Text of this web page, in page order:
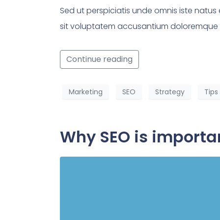
Sed ut perspiciatis unde omnis iste natus
sit voluptatem accusantium doloremque
Continue reading
Marketing SEO Strategy Tips
Why SEO is